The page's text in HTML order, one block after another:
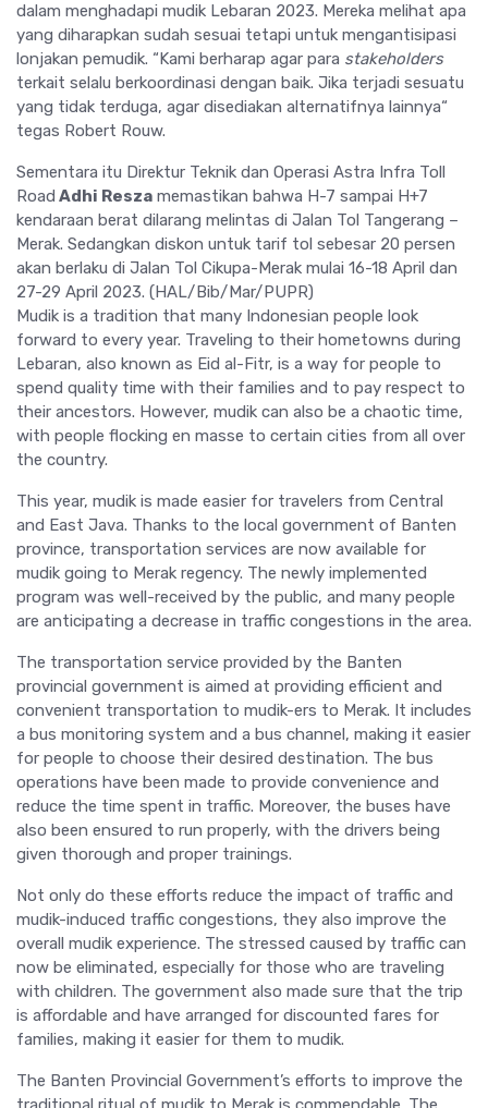
dalam menghadapi mudik Lebaran 2023. Mereka melihat apa
yang diharapkan sudah sesuai tetapi untuk mengantisipasi
lonjakan pemudik. “Kami berharap agar para stakeholders
terkait selalu berkoordinasi dengan baik. Jika terjadi sesuatu
yang tidak terduga, agar disediakan alternatifnya lainnya“
tegas Robert Rouw.
Sementara itu Direktur Teknik dan Operasi Astra Infra Toll
Road Adhi Resza memastikan bahwa H-7 sampai H+7
kendaraan berat dilarang melintas di Jalan Tol Tangerang –
Merak. Sedangkan diskon untuk tarif tol sebesar 20 persen
akan berlaku di Jalan Tol Cikupa-Merak mulai 16-18 April dan
27-29 April 2023. (HAL/Bib/Mar/PUPR)
Mudik is a tradition that many Indonesian people look
forward to every year. Traveling to their hometowns during
Lebaran, also known as Eid al-Fitr, is a way for people to
spend quality time with their families and to pay respect to
their ancestors. However, mudik can also be a chaotic time,
with people flocking en masse to certain cities from all over
the country.
This year, mudik is made easier for travelers from Central
and East Java. Thanks to the local government of Banten
province, transportation services are now available for
mudik going to Merak regency. The newly implemented
program was well-received by the public, and many people
are anticipating a decrease in traffic congestions in the area.
The transportation service provided by the Banten
provincial government is aimed at providing efficient and
convenient transportation to mudik-ers to Merak. It includes
a bus monitoring system and a bus channel, making it easier
for people to choose their desired destination. The bus
operations have been made to provide convenience and
reduce the time spent in traffic. Moreover, the buses have
also been ensured to run properly, with the drivers being
given thorough and proper trainings.
Not only do these efforts reduce the impact of traffic and
mudik-induced traffic congestions, they also improve the
overall mudik experience. The stressed caused by traffic can
now be eliminated, especially for those who are traveling
with children. The government also made sure that the trip
is affordable and have arranged for discounted fares for
families, making it easier for them to mudik.
The Banten Provincial Government’s efforts to improve the